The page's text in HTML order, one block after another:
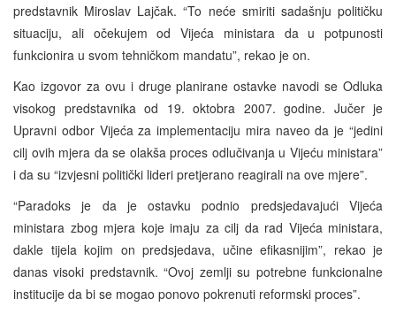
predstavnik Miroslav Lajčak. “To neće smiriti sadašnju političku
situaciju, ali očekujem od Vijeća ministara da u potpunosti
funkcionira u svom tehničkom mandatu”, rekao je on.
Kao izgovor za ovu i druge planirane ostavke navodi se Odluka
visokog predstavnika od 19. oktobra 2007. godine. Jučer je
Upravni odbor Vijeća za implementaciju mira naveo da je “jedini
cilj ovih mjera da se olakša proces odlučivanja u Vijeću ministara”
i da su “izvjesni politički lideri pretjerano reagirali na ove mjere”.
“Paradoks je da je ostavku podnio predsjedavajući Vijeća
ministara zbog mjera koje imaju za cilj da rad Vijeća ministara,
dakle tijela kojim on predsjedava, učine efikasnijim”, rekao je
danas visoki predstavnik. “Ovoj zemlji su potrebne funkcionalne
institucije da bi se mogao ponovo pokrenuti reformski proces”.